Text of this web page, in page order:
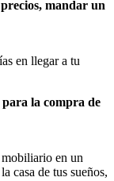
mandar un
en llegar a tu
para la compra de
en un
casa de tus sueños,